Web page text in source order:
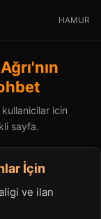
HAMUR
icin
sayfa.
İçin
ve ilan